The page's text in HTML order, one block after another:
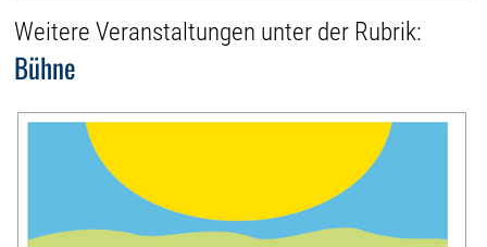
Weitere Veranstaltungen unter der Rubrik:
Bühne